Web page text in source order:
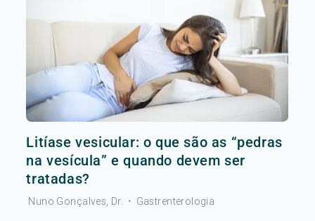
Litíase vesicular: o que são as “pedras
na vesícula” e quando devem ser
tratadas?
Nuno Gonçalves, Dr. • Gastrenterologia